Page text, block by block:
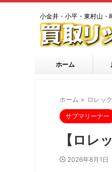
小金井・小平・東村山・
ホーム
ホーム > ロレッ
サブマリーナー
【ロレ
2026年8月1日